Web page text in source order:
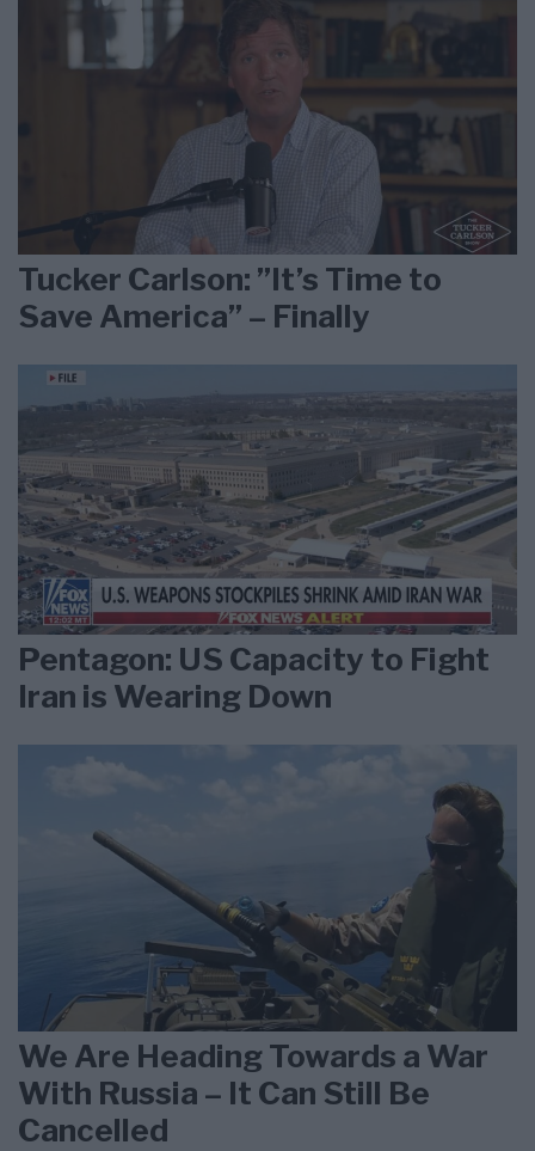
Tucker Carlson: ”It’s Time to
Save America” – Finally
Pentagon: US Capacity to Fight
Iran is Wearing Down
We Are Heading Towards a War
With Russia – It Can Still Be
Cancelled